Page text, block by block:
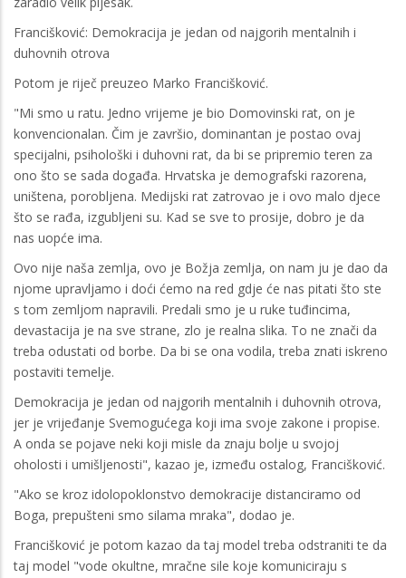
Francišković: Demokracija je jedan od najgorih mentalnih i
duhovnih otrova
Potom je riječ preuzeo Marko Francišković.
"Mi smo u ratu. Jedno vrijeme je bio Domovinski rat, on je
konvencionalan. Čim je završio, dominantan je postao ovaj
specijalni, psihološki i duhovni rat, da bi se pripremio teren za
ono što se sada događa. Hrvatska je demografski razorena,
uništena, porobljena. Medijski rat zatrovao je i ovo malo djece
što se rađa, izgubljeni su. Kad se sve to prosije, dobro je da
nas uopće ima.
Ovo nije naša zemlja, ovo je Božja zemlja, on nam ju je dao da
njome upravljamo i doći ćemo na red gdje će nas pitati što ste
s tom zemljom napravili. Predali smo je u ruke tuđincima,
devastacija je na sve strane, zlo je realna slika. To ne znači da
treba odustati od borbe. Da bi se ona vodila, treba znati iskreno
postaviti temelje.
Demokracija je jedan od najgorih mentalnih i duhovnih otrova,
jer je vrijeđanje Svemogućega koji ima svoje zakone i propise.
A onda se pojave neki koji misle da znaju bolje u svojoj
oholosti i umišljenosti", kazao je, između ostalog, Francišković.
"Ako se kroz idolopoklonstvo demokracije distanciramo od
Boga, prepušteni smo silama mraka", dodao je.
Francišković je potom kazao da taj model treba odstraniti te da
taj model "vode okultne, mračne sile koje komuniciraju s